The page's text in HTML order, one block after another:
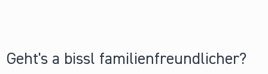
Geht's a bissl familienfreundlicher?